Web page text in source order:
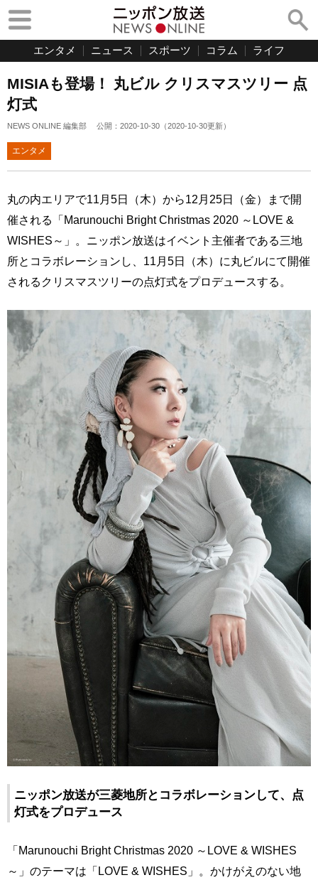
エンタメ ニュース スポーツ コラム ライフ
MISIAも登場！ 丸ビル クリスマスツリー 点
灯式
NEWS ONLINE 編集部 公開： 2020-10-30 （2020-10-30更新）
エンタメ
丸の内エリアで11月5日（木）から12月25日（金）まで開
催される「Marunouchi Bright Christmas 2020 ～LOVE &
WISHES～」。ニッポン放送はイベント主催者である三地
所とコラボレーションし、11月5日（木）に丸ビルにて開催
されるクリスマスツリーの点灯式をプロデュースする。
ニッポン放送が三菱地所とコラボレーションして、点
灯式をプロデュース
「Marunouchi Bright Christmas 2020 ～LOVE & WISHES
～」のテーマは「LOVE & WISHES」。かけがえのない地